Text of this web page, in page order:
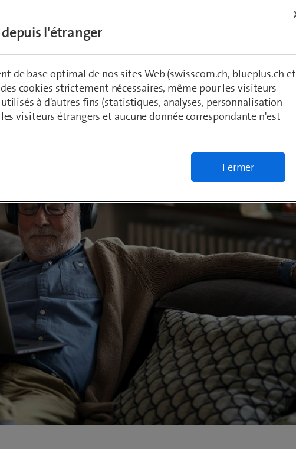
l'étranger
de base optimal de nos sites Web (swisscom.ch, blueplus.ch et
cookies strictement nécessaires, même pour les visiteurs
à d'autres fins (statistiques, analyses, personnalisation
visiteurs étrangers et aucune donnée correspondante n'est
Fermer